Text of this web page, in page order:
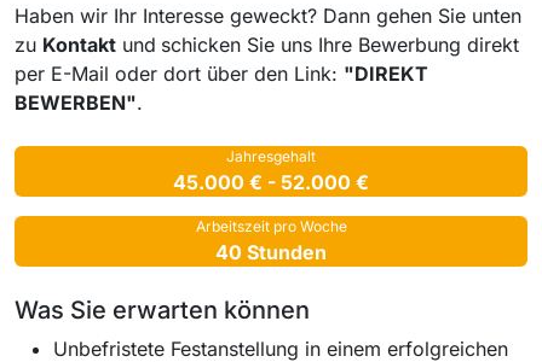
Haben wir Ihr Interesse geweckt? Dann gehen Sie unten
zu Kontakt und schicken Sie uns Ihre Bewerbung direkt
per E-Mail oder dort über den Link: "DIREKT
BEWERBEN".
Jahresgehalt
45.000 € - 52.000 €
Arbeitszeit pro Woche
40 Stunden
Was Sie erwarten können
Unbefristete Festanstellung in einem erfolgreichen